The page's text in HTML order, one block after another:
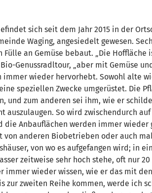
sich seit dem Jahr 2015 in der
Waging, angesiedelt gewesen.
an Gemüse bebaut. „Die
Genussradltour, „aber mit Gemüse
wieder hervorhebt. Sowohl alte
speziellen Zwecke umgerüstet. Die
und zum anderen sei ihm, wie er
So wird zwischendurch
Anbauflächen werden immer
anderen Biobetrieben oder auch
von wo es aufgefangen wird; in
zeitweise sehr hoch stehe, oft nur
immer wieder wissen, wie er das mit
zur zweiten Reihe kommen, werde ich